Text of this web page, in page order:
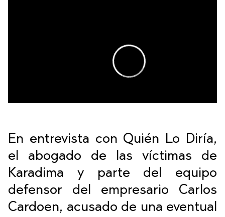
En entrevista con Quién Lo Diría,
el abogado de las víctimas de
Karadima y parte del equipo
defensor del empresario Carlos
Cardoen, acusado de una eventual